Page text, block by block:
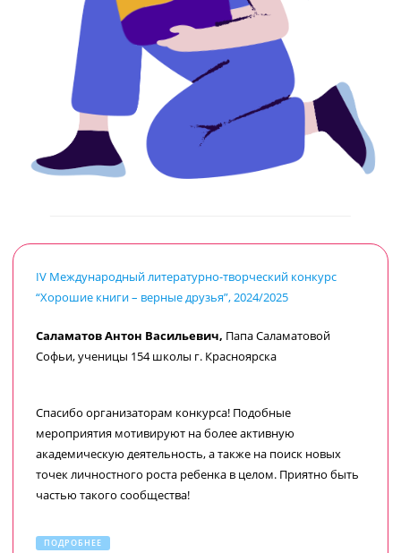
IV Международный литературно-творческий конкурс
“Хорошие книги – верные друзья”, 2024/2025
Саламатов Антон Васильевич, Папа Саламатовой
Софьи, ученицы 154 школы г. Красноярска
Спасибо организаторам конкурса! Подобные
мероприятия мотивируют на более активную
академическую деятельность, а также на поиск новых
точек личностного роста ребенка в целом. Приятно быть
частью такого сообщества!
ПОДРОБНЕЕ